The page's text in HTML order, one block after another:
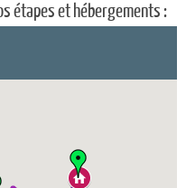
étapes et hébergements :